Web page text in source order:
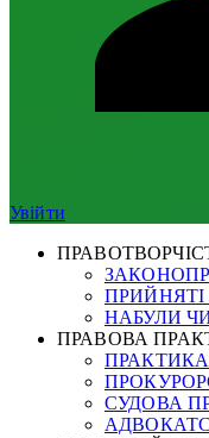
Увійти
НАБУЛИ
ПРАВОВА
СУДОВА